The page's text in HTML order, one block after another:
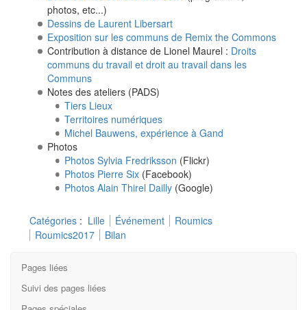
photos, etc...)
Dessins de Laurent Libersart
Exposition sur les communs de Remix the Commons
Contribution à distance de Lionel Maurel : Droits
communs du travail et droit au travail dans les
Communs
Notes des ateliers (PADS)
Tiers Lieux
Territoires numériques
Michel Bauwens, expérience à Gand
Photos
Photos Sylvia Fredriksson (Flickr)
Photos Pierre Six (Facebook)
Photos Alain Thirel Dailly (Google)
Catégories : Lille Événement
Roumics
Roumics2017
Bilan
Pages liées
Suivi des pages liées